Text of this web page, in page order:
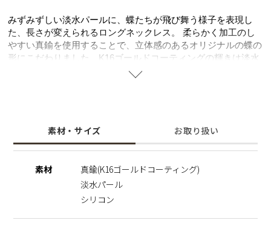
みずみずしい淡水パールに、蝶たちが飛び舞う様子を表現し
た、長さが変えられるロングネックレス。 柔らかく加工のし
やすい真鍮を使用することで、立体感のあるオリジナルの蝶の
形にこだわりました。K16ゴールドコーティングの輝きは淡水
パールの照り、ツヤをより一層引き立たせエレガントな雰囲気
女子会やオケージョンなど幅広いシーンでお使いいただけま
す。
※長さ調整
蝶モチーフの後ろにシリコン付のスライドがあります。蝶モチ
ーフを持ってチェーンをスライドすることで長さ調節が可能で
素材・サイズ お取り扱い
素材
真鍮(K16ゴールドコーティング)
淡水パール
シリコン